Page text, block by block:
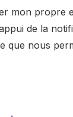
mon propre
de la
que nous